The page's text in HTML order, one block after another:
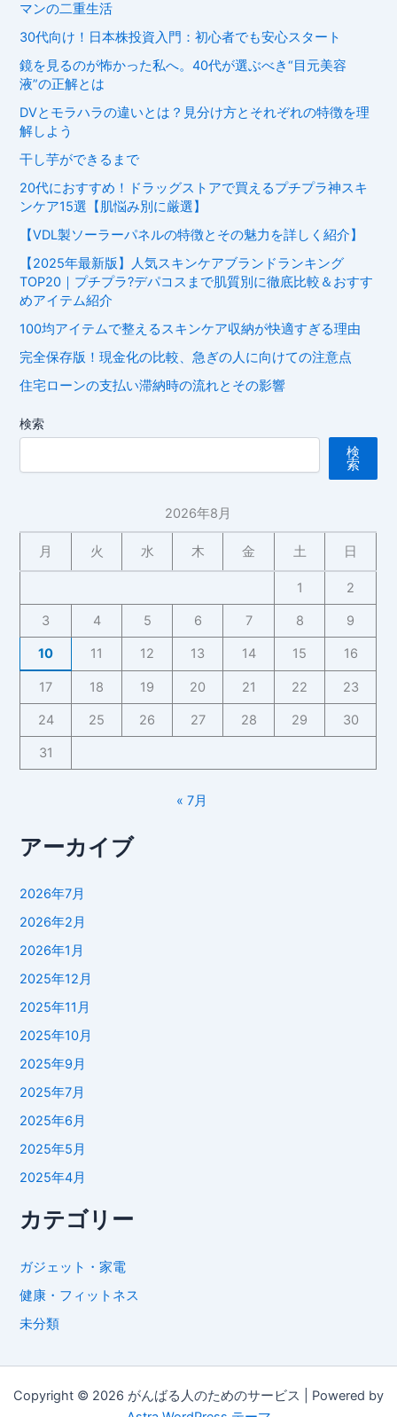
マンの二重生活
30代向け！日本株投資入門：初心者でも安心スタート
鏡を見るのが怖かった私へ。40代が選ぶべき“目元美容
液”の正解とは
DVとモラハラの違いとは？見分け方とそれぞれの特徴を理
解しよう
干し芋ができるまで
20代におすすめ！ドラッグストアで買えるプチプラ神スキ
ンケア15選【肌悩み別に厳選】
【VDL製ソーラーパネルの特徴とその魅力を詳しく紹介】
【2025年最新版】人気スキンケアブランドランキング
TOP20｜プチプラ?デパコスまで肌質別に徹底比較＆おすす
めアイテム紹介
100均アイテムで整えるスキンケア収納が快適すぎる理由
完全保存版！現金化の比較、急ぎの人に向けての注意点
住宅ローンの支払い滞納時の流れとその影響
検索
検
索
2026年8月
月 火 水 木 金 土 日
1 2
3 4 5 6 7 8 9
10 11 12 13 14 15 16
17 18 19 20 21 22 23
24 25 26 27 28 29 30
31
« 7月
アーカイブ
2026年7月
2026年2月
2026年1月
2025年12月
2025年11月
2025年10月
2025年9月
2025年7月
2025年6月
2025年5月
2025年4月
カテゴリー
ガジェット・家電
健康・フィットネス
未分類
Copyright © 2026 がんばる人のためのサービス | Powered by